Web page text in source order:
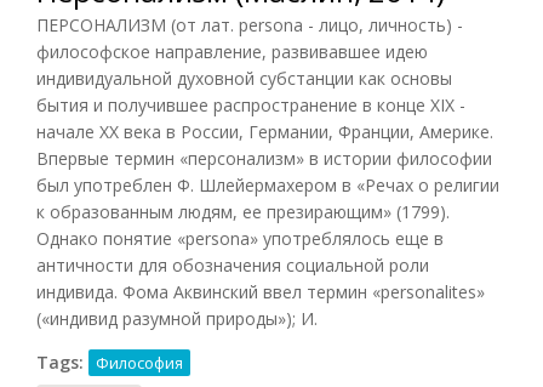
ПЕРСОНАЛИЗМ (от лат. persona - лицо, личность) -
философское направление, развивавшее идею
индивидуальной духовной субстанции как основы
бытия и получившее распространение в конце XIX -
начале XX века в России, Германии, Франции, Америке.
Впервые термин «персонализм» в истории философии
был употреблен Ф. Шлейермахером в «Речах о религии
к образованным людям, ее презирающим» (1799).
Однако понятие «persona» употреблялось еще в
античности для обозначения социальной роли
индивида. Фома Аквинский ввел термин «personalites»
(«индивид разумной природы»); И.
Tags:
Философия